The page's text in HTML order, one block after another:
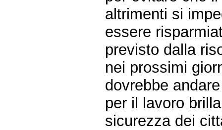
altrimenti si
essere
previsto dalla
nei prossimi
dovrebbe
per il lavoro
sicurezza dei